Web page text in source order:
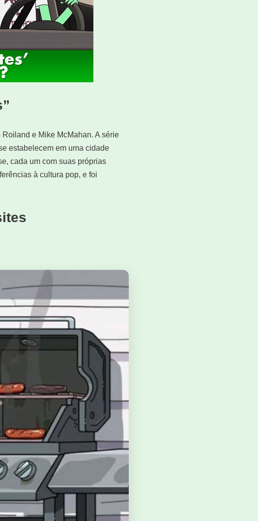
e Mike McMahan. A série
estabelecem em uma cidade
cada um com suas próprias
à cultura pop, e foi